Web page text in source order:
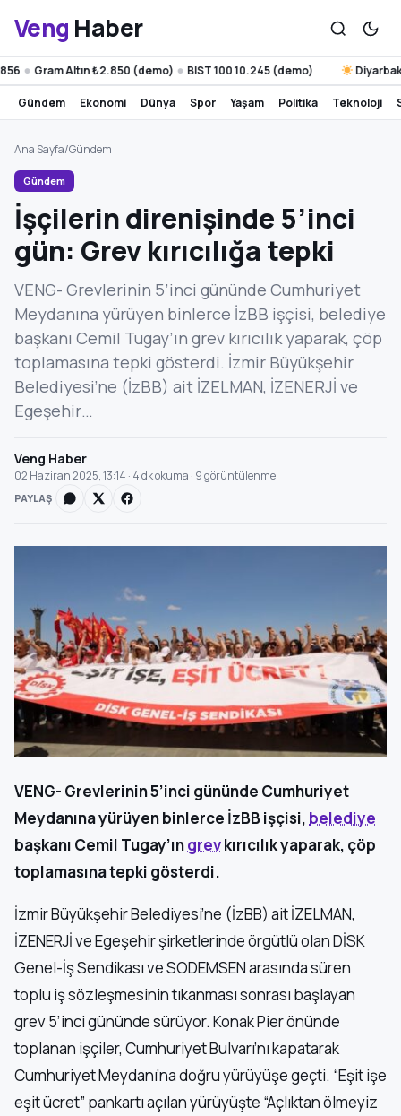
Veng Haber
Gram Altın ₺2.850 (demo) ● BIST 100 10.245 (demo) Diyarbakır
gündem ekonomi dünya spor yaşam politika teknoloji
Ana Sayfa/Gündem
Gündem
İşçilerin direnişinde 5’inci
gün: Grev kırıcılığa tepki
VENG- Grevlerinin 5’inci gününde Cumhuriyet
Meydanına yürüyen binlerce İzBB işçisi, belediye
başkanı Cemil Tugay’ın grev kırıcılık yaparak, çöp
toplamasına tepki gösterdi. İzmir Büyükşehir
Belediyesi’ne (İzBB) ait İZELMAN, İZENERJİ ve
Egeşehir…
Veng Haber
02 Haziran 2025, 13:14 · 4 dk okuma · 9 görüntülenme
PAYLAŞ
VENG- Grevlerinin 5’inci gününde Cumhuriyet
Meydanına yürüyen binlerce İzBB işçisi, belediye
başkanı Cemil Tugay’ıngrevkırıcılık yaparak, çöp
toplamasına tepki gösterdi.
İzmir Büyükşehir Belediyesi’ne (İzBB) ait İZELMAN,
İZENERJİ ve Egeşehir şirketlerinde örgütlü olan DİSK
Genel-İş Sendikası ve SODEMSEN arasında süren
toplu iş sözleşmesinin tıkanması sonrası başlayan
grev 5’inci gününde sürüyor. Konak Pier önünde
toplanan işçiler, Cumhuriyet Bulvarı’nı kapatarak
Cumhuriyet Meydanı’na doğru yürüyüşe geçti. “Eşit işe
eşit ücret” pankartı açılan yürüyüşte “Açlıktan ölmeyiz